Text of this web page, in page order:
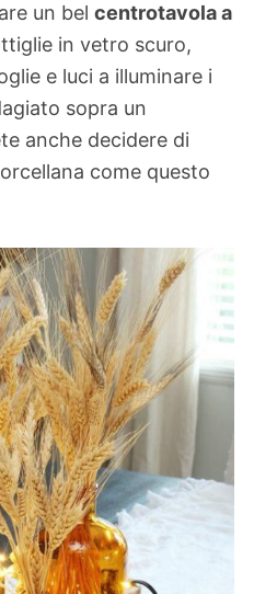
un bel centrotavola a
in vetro scuro,
e luci a illuminare i
sopra un
anche decidere di
come questo